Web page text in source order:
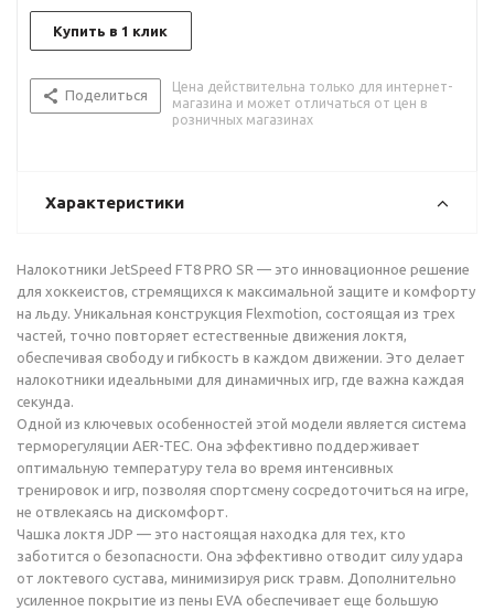
Купить в 1 клик
Поделиться
Цена действительна только для интернет-
магазина и может отличаться от цен в
розничных магазинах
Характеристики
Налокотники JetSpeed FT8 PRO SR — это инновационное решение
для хоккеистов, стремящихся к максимальной защите и комфорту
на льду. Уникальная конструкция Flexmotion, состоящая из трех
частей, точно повторяет естественные движения локтя,
обеспечивая свободу и гибкость в каждом движении. Это делает
налокотники идеальными для динамичных игр, где важна каждая
секунда.
Одной из ключевых особенностей этой модели является система
терморегуляции AER-TEC. Она эффективно поддерживает
оптимальную температуру тела во время интенсивных
тренировок и игр, позволяя спортсмену сосредоточиться на игре,
не отвлекаясь на дискомфорт.
Чашка локтя JDP — это настоящая находка для тех, кто
заботится о безопасности. Она эффективно отводит силу удара
от локтевого сустава, минимизируя риск травм. Дополнительно
усиленное покрытие из пены EVA обеспечивает еще большую